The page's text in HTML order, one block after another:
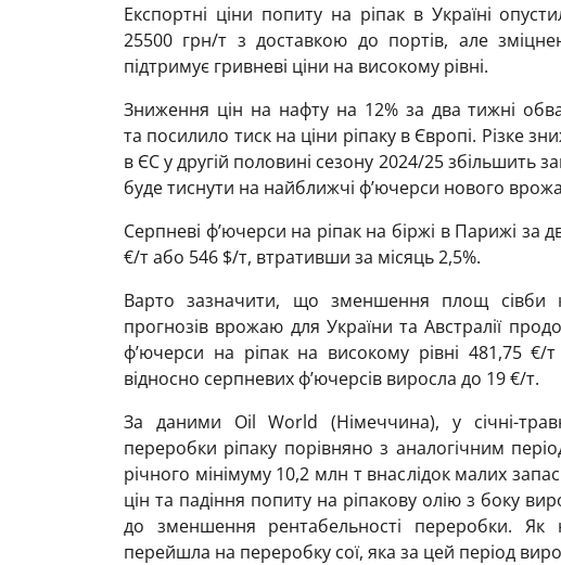
Експортні ціни попиту на ріпак в Україні
25500 грн/т з доставкою до портів, але
підтримує гривневі ціни на високому рівні.
Зниження цін на нафту на 12% за два тижні
та посилило тиск на ціни ріпаку в Європі. Різке
в ЄС у другій половині сезону 2024/25 збільшить
буде тиснути на найближчі ф’ючерси нового
Серпневі ф’ючерси на ріпак на біржі в Парижі за
€/т або 546 $/т, втративши за місяць 2,5%.
Варто зазначити, що зменшення площ сівби
прогнозів врожаю для України та Австралії
ф’ючерси на ріпак на високому рівні 481,75 €/
відносно серпневих ф’ючерсів виросла до 19 €/т.
За даними Oil World (Німеччина), у січні-
переробки ріпаку порівняно з аналогічним
річного мінімуму 10,2 млн т внаслідок малих
цін та падіння попиту на ріпакову олію з боку
до зменшення рентабельності переробки. Як
перейшла на переробку сої, яка за цей період